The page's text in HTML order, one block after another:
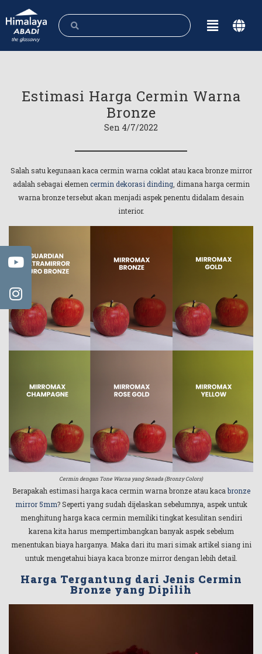
Estimasi Harga Cermin Warna
Bronze
Sen 4/7/2022
Salah satu kegunaan kaca cermin warna coklat atau kaca bronze mirror
adalah sebagai elemen cermin dekorasi dinding, dimana harga cermin
warna bronze tersebut akan menjadi aspek penentu didalam desain
interior.
Cermin dengan Tone Warna yang Senada (Bronzy Colors)
Berapakah estimasi harga kaca cermin warna bronze atau kacabronze
mirror 5mm? Seperti yang sudah dijelaskan sebelumnya, aspek untuk
menghitung harga kaca cermin memiliki tingkat kesulitan sendiri
karena kita harus mempertimbangkan banyak aspek sebelum
menentukan biaya harganya. Maka dari itu mari simak artikel siang ini
untuk mengetahui biaya kaca bronze mirror dengan lebih detail.
Harga Tergantung dari Jenis Cermin
Bronze yang Dipilih